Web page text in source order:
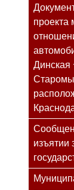
проекта
изъятии